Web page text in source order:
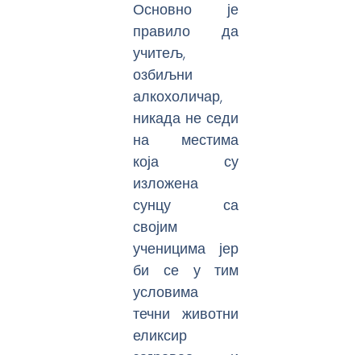
Основно је
правило да
учитељ,
озбиљни
алкохоличар,
никада не седи
на местима
која су
изложена
сунцу са
својим
ученицима јер
би се у тим
условима
течни животни
еликсир